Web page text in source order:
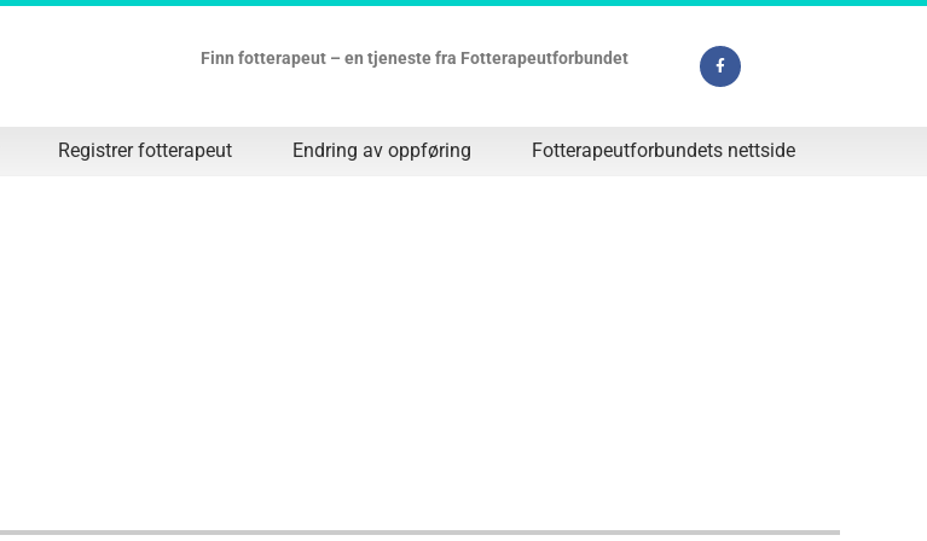
Finn fotterapeut – en tjeneste fra Fotterapeutforbundet
Registrer fotterapeut Endring av oppføring Fotterapeutforbundets nettside